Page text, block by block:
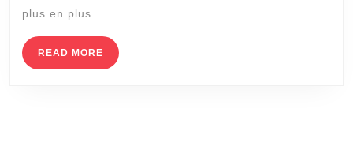
plus en plus
READ MORE READ
MORE